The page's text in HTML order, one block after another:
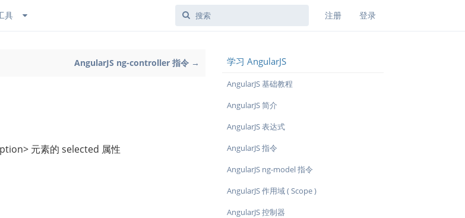
具 注册 登录
AngularJS ng-controller 指令 →
元素的 selected 属性
学习 AngularJS
AngularJS 基础教程
AngularJS 简介
AngularJS 表达式
AngularJS 指令
AngularJS ng-model 指令
AngularJS 作用域 ( Scope )
AngularJS 控制器